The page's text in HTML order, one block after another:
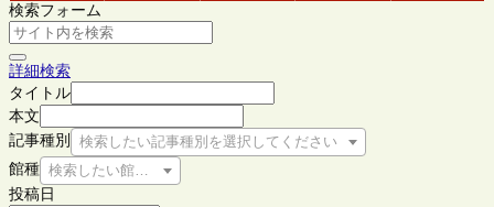
検索フォーム
詳細検索
タイトル
本文
記事種別
検索したい記事種別を選択してください
館種 検索したい館種を選択してください
投稿日